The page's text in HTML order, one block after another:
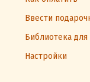
Ввести
Библиотека
Настройки